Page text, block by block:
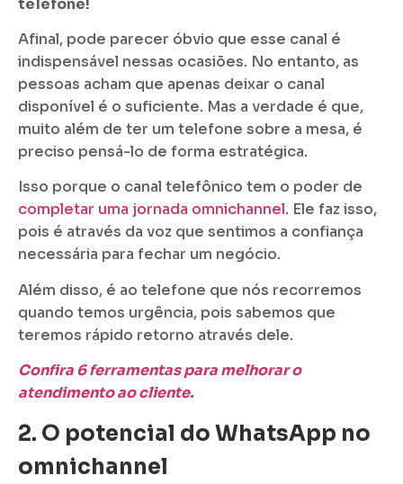
Afinal, pode parecer óbvio que esse canal é
indispensável nessas ocasiões. No entanto, as
pessoas acham que apenas deixar o canal
disponível é o suficiente. Mas a verdade é que,
muito além de ter um telefone sobre a mesa, é
preciso pensá-lo de forma estratégica.
Isso porque o canal telefônico tem o poder de
completar uma jornada omnichannel. Ele faz isso,
pois é através da voz que sentimos a confiança
necessária para fechar um negócio.
Além disso, é ao telefone que nós recorremos
quando temos urgência, pois sabemos que
teremos rápido retorno através dele.
Confira 6 ferramentas para melhorar o
atendimento ao cliente.
2. O potencial do WhatsApp no
omnichannel